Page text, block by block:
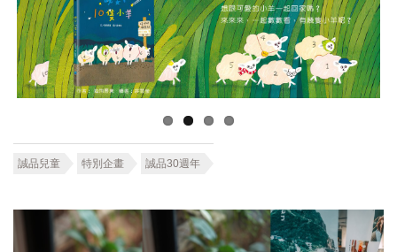
誠品兒童 特別企畫 誠品30週年